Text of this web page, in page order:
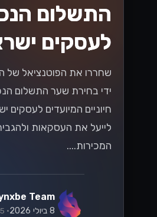
התשלום
לעסקים
שחררו את הפוטנציאל של
ידי בחירת שער התשלום
חיוניים המיועדים לעסקים
לייעל את העסקאות
המכירות....
Team
8 ביולי 2026 • 5 דק׳ קריאה